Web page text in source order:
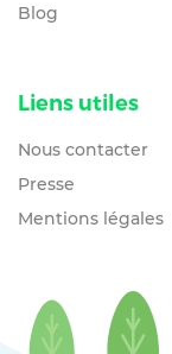
Blog
Liens utiles
Nous contacter
Presse
Mentions légales